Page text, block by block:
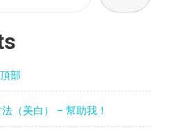
部
（美白） – 幫助我！